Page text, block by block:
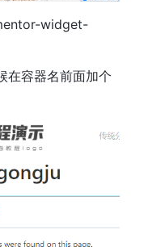
widget-
在容器名前面加个